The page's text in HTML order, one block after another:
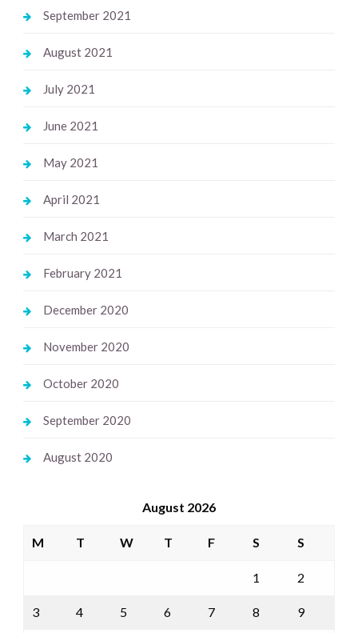
September 2021
August 2021
July 2021
June 2021
May 2021
April 2021
March 2021
February 2021
December 2020
November 2020
October 2020
September 2020
August 2020
August 2026
M T W T F S S
1 2
3 4 5 6 7 8 9